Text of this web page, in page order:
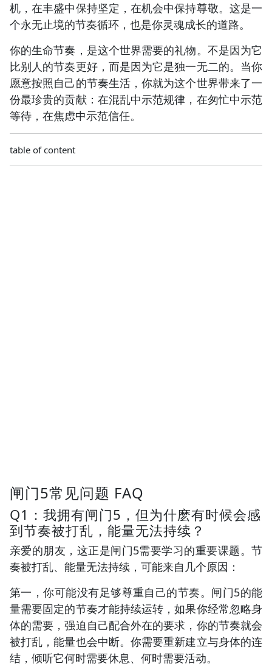
机，在丰盛中保持坚定，在机会中保持尊敬。这是一
个永无止境的节奏循环，也是你灵魂成长的道路。
你的生命节奏，是这个世界需要的礼物。不是因为它
比别人的节奏更好，而是因为它是独一无二的。当你
愿意按照自己的节奏生活，你就为这个世界带来了一
份最珍贵的贡献：在混乱中示范规律，在匆忙中示范
等待，在焦虑中示范信任。
table of content
闸门5常见问题 FAQ
Q1：我拥有闸门5，但为什麽有时候会感
到节奏被打乱，能量无法持续？
亲爱的朋友，这正是闸门5需要学习的重要课题。节
奏被打乱、能量无法持续，可能来自几个原因：
第一，你可能没有足够尊重自己的节奏。闸门5的能
量需要固定的节奏才能持续运转，如果你经常忽略身
体的需要，强迫自己配合外在的要求，你的节奏就会
被打乱，能量也会中断。你需要重新建立与身体的连
结，倾听它何时需要休息、何时需要活动。